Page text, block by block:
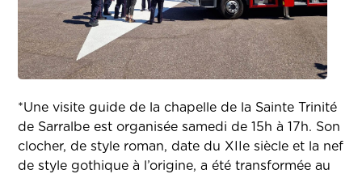
*Une visite guide de la chapelle de la Sainte Trinité
de Sarralbe est organisée samedi de 15h à 17h. Son
clocher, de style roman, date du XIIe siècle et la nef
de style gothique à l’origine, a été transformée au